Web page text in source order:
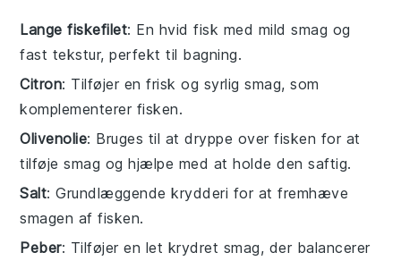
Lange fiskefilet: En hvid fisk med mild smag og
fast tekstur, perfekt til bagning.
Citron: Tilføjer en frisk og syrlig smag, som
komplementerer fisken.
Olivenolie: Bruges til at dryppe over fisken for at
tilføje smag og hjælpe med at holde den saftig.
Salt: Grundlæggende krydderi for at fremhæve
smagen af fisken.
Peber: Tilføjer en let krydret smag, der balancerer